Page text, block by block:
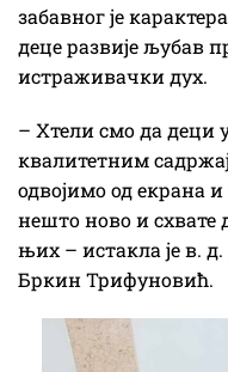
забавног је
деце развије љубав
истраживачки дух.
– Хтели смо да деци
квалитетним
одвојимо од екрана
нешто ново и схвате
њих – истакла је в.
Бркин Трифуновић.